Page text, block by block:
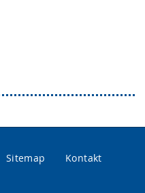
Sitemap
Kontakt